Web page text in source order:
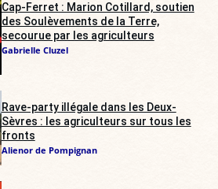
Cap-Ferret : Marion Cotillard, soutien
des Soulèvements de la Terre,
secourue par les agriculteurs
Gabrielle Cluzel
Rave-party illégale dans les Deux-
Sèvres : les agriculteurs sur tous les
fronts
Alienor de Pompignan